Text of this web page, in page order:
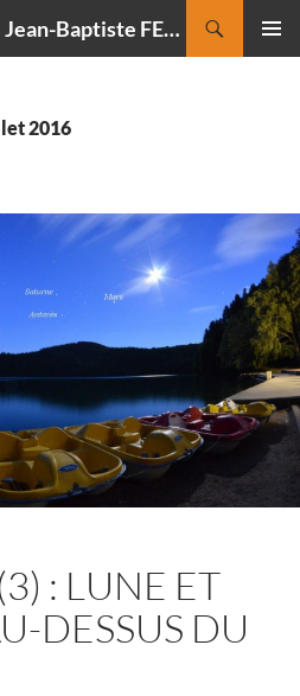
CIELMANIA : le blog de Jean-Baptiste FELDMANN, photographe du ciel
2016
: LUNE ET
DESSUS DU